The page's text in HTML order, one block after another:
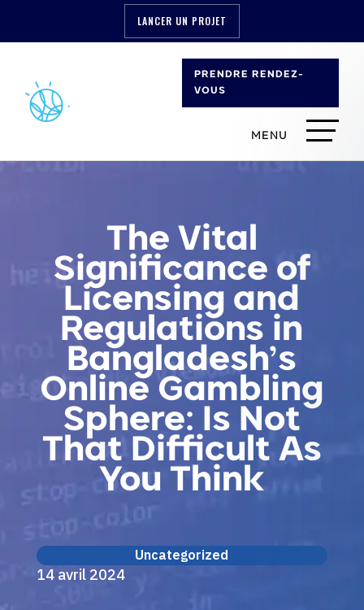
LANCER UN PROJET
PRENDRE RENDEZ-
VOUS
The Vital
Significance of
Licensing and
Regulations in
Bangladesh’s
Online Gambling
Sphere: Is Not
That Difficult As
You Think
Uncategorized
14 avril 2024